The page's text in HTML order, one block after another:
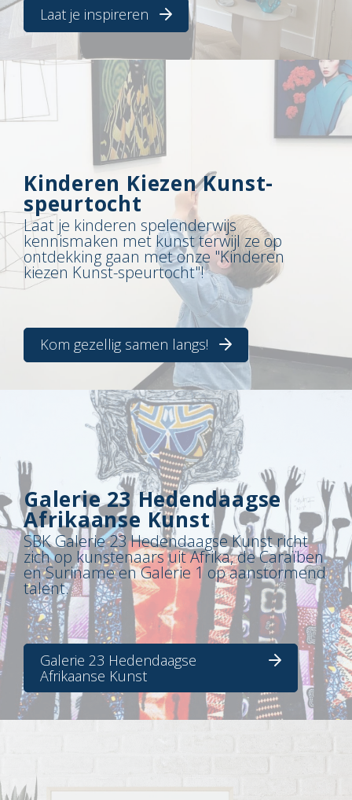
Laat je inspireren
Kinderen Kiezen Kunst-
speurtocht
Laat je kinderen spelenderwijs
kennismaken met kunst terwijl ze op
ontdekking gaan met onze "Kinderen
kiezen Kunst-speurtocht"!
Kom gezellig samen langs!
Galerie 23 Hedendaagse
Afrikaanse Kunst
SBK Galerie 23 Hedendaagse Kunst richt
zich op kunstenaars uit Afrika, de Caraïben
en Suriname en Galerie 1 op aanstormend
talent.
Galerie 23 Hedendaagse
Afrikaanse Kunst